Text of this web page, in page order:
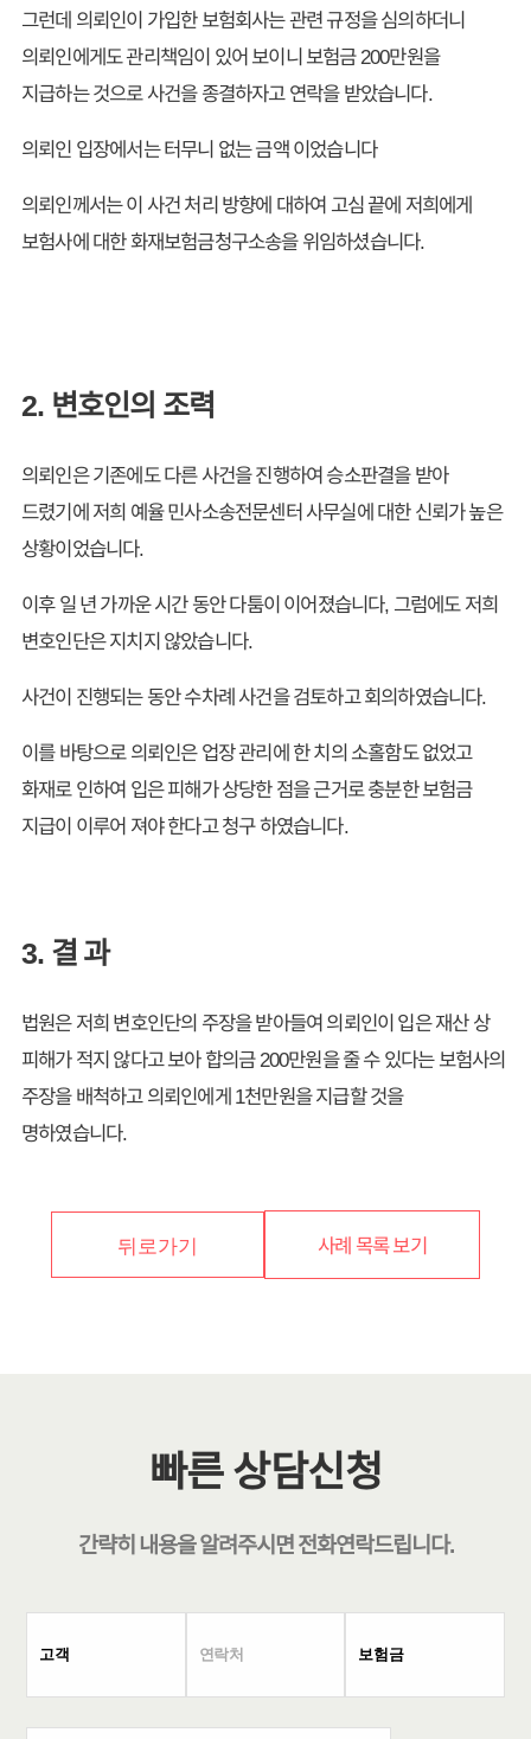
그런데 의뢰인이 가입한 보험회사는 관련 규정을 심의하더니
의뢰인에게도 관리책임이 있어 보이니 보험금 200만원을
지급하는 것으로 사건을 종결하자고 연락을 받았습니다.
의뢰인 입장에서는 터무니 없는 금액 이었습니다
의뢰인께서는 이 사건 처리 방향에 대하여 고심 끝에 저희에게
보험사에 대한 화재보험금청구소송을 위임하셨습니다.
2. 변호인의 조력
의뢰인은 기존에도 다른 사건을 진행하여 승소판결을 받아
드렸기에 저희 예율 민사소송전문센터 사무실에 대한 신뢰가 높은
상황이었습니다.
이후 일 년 가까운 시간 동안 다툼이 이어졌습니다, 그럼에도 저희
변호인단은 지치지 않았습니다.
사건이 진행되는 동안 수차례 사건을 검토하고 회의하였습니다.
이를 바탕으로 의뢰인은 업장 관리에 한 치의 소홀함도 없었고
화재로 인하여 입은 피해가 상당한 점을 근거로 충분한 보험금
지급이 이루어 져야 한다고 청구 하였습니다.
3. 결 과
법원은 저희 변호인단의 주장을 받아들여 의뢰인이 입은 재산 상
피해가 적지 않다고 보아 합의금 200만원을 줄 수 있다는 보험사의
주장을 배척하고 의뢰인에게 1천만원을 지급할 것을
명하였습니다.
뒤로가기 사례 목록 보기
빠른 상담신청
간략히 내용을 알려주시면전화연락드립니다.